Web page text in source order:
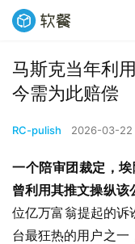
马斯克当年利
今需为此赔偿
RC-pulish 2026-03-22
一个陪审团裁定，
曾利用其推文操纵该
位亿万富翁提起的
台最狂热的用户之一